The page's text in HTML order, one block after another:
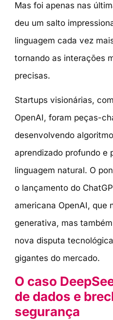
Mas foi apenas nas
deu um salto
linguagem cada vez
tornando as interações
precisas.
Startups visionárias,
OpenAI, foram peças-
desenvolvendo
aprendizado profundo e
linguagem natural. O
o lançamento do
americana OpenAI, que
generativa, mas
nova disputa
gigantes do mercado.
O caso
de dados e
segurança